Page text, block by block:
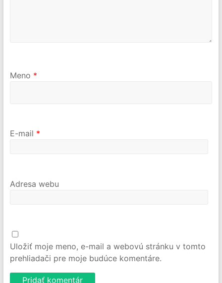
Meno *
E-mail *
Adresa webu
Uložiť moje meno, e-mail a webovú stránku v tomto
prehliadači pre moje budúce komentáre.